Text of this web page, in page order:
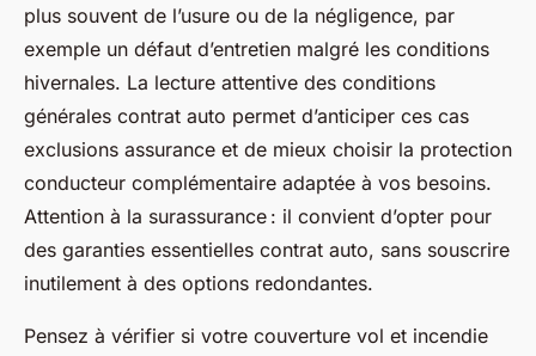
plus souvent de l’usure ou de la négligence, par
exemple un défaut d’entretien malgré les conditions
hivernales. La lecture attentive des conditions
générales contrat auto permet d’anticiper ces cas
exclusions assurance et de mieux choisir la protection
conducteur complémentaire adaptée à vos besoins.
Attention à la surassurance : il convient d’opter pour
des garanties essentielles contrat auto, sans souscrire
inutilement à des options redondantes.
Pensez à vérifier si votre couverture vol et incendie